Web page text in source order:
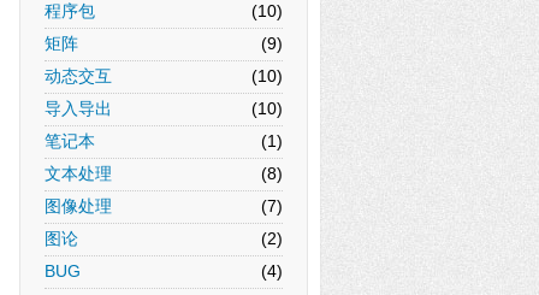
程序包
(10)
矩阵
(9)
动态交互
(10)
导入导出
(10)
笔记本
(1)
文本处理
(8)
图像处理
(7)
图论
(2)
BUG
(4)